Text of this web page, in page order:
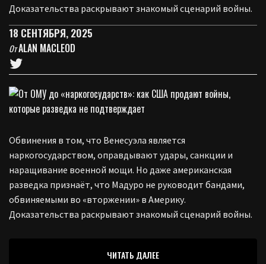
Доказательства раскрывают знакомый сценарий войны.
18 СЕНТЯБРЯ, 2025
ОтALAN MACLEOD
Обвинения в том, что Венесуэла является
наркогосударством, оправдывают удары, санкции и
наращивание военной мощи. Но даже американская
разведка признаёт, что Мадуро не руководит бандами,
обвиняемыми во «вторжении» в Америку.
Доказательства раскрывают знакомый сценарий войны.
ЧИТАТЬ ДАЛЕЕ